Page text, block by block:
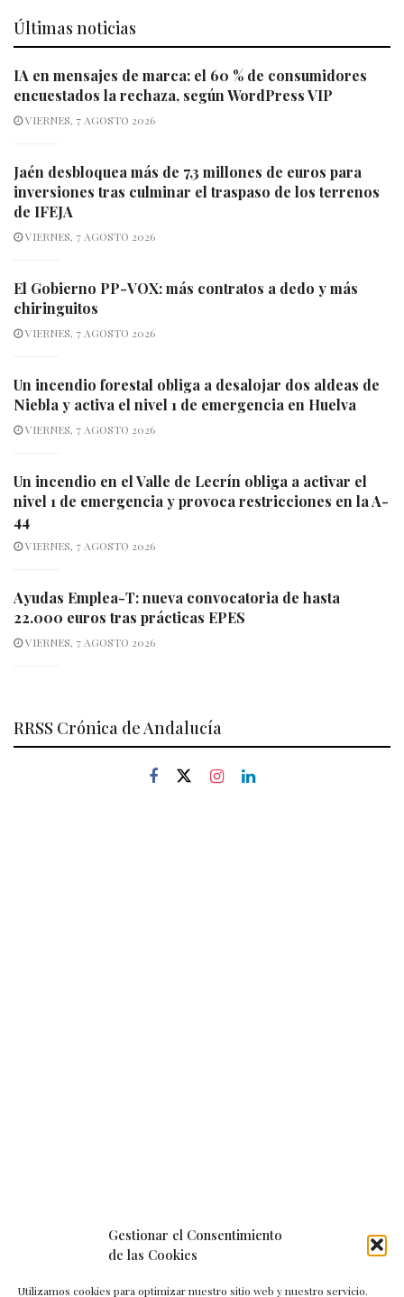
Gestionar el Consentimiento
de las Cookies
Utilizamos cookies para optimizar nuestro sitio web y nuestro servicio.
Últimas noticias
IA en mensajes de marca: el 60 % de consumidores
encuestados la rechaza, según WordPress VIP
VIERNES, 7 AGOSTO 2026
Jaén desbloquea más de 7,3 millones de euros para
inversiones tras culminar el traspaso de los terrenos
de IFEJA
VIERNES, 7 AGOSTO 2026
El Gobierno PP-VOX: más contratos a dedo y más
chiringuitos
VIERNES, 7 AGOSTO 2026
Un incendio forestal obliga a desalojar dos aldeas de
Niebla y activa el nivel 1 de emergencia en Huelva
VIERNES, 7 AGOSTO 2026
Un incendio en el Valle de Lecrín obliga a activar el
nivel 1 de emergencia y provoca restricciones en la A-
44
VIERNES, 7 AGOSTO 2026
Ayudas Emplea-T: nueva convocatoria de hasta
22.000 euros tras prácticas EPES
VIERNES, 7 AGOSTO 2026
RRSS Crónica de Andalucía